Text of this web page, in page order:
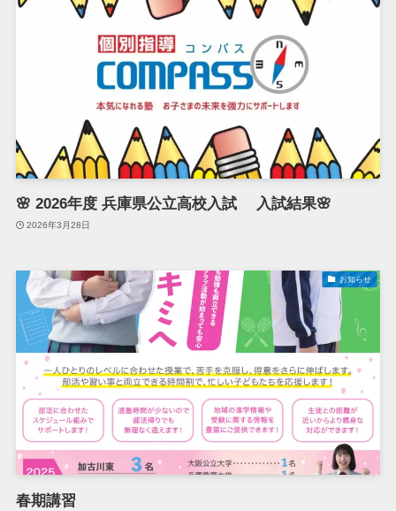
🌸 2026年度 兵庫県公立高校入試 入試結果🌸
2026年3月28日
お知らせ
春期講習